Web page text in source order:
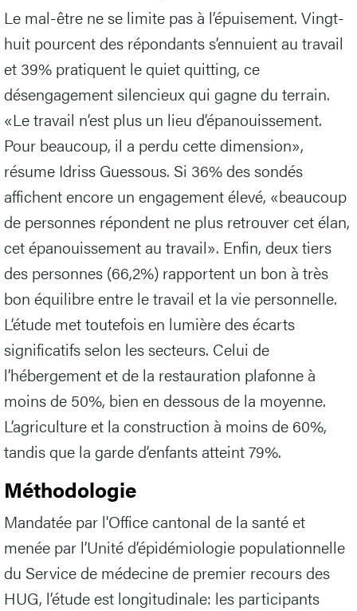
Le mal-être ne se limite pas à l’épuisement. Vingt-
huit pourcent des répondants s’ennuient au travail
et 39% pratiquent le quiet quitting, ce
désengagement silencieux qui gagne du terrain.
«Le travail n’est plus un lieu d’épanouissement.
Pour beaucoup, il a perdu cette dimension»,
résume Idriss Guessous. Si 36% des sondés
affichent encore un engagement élevé, «beaucoup
de personnes répondent ne plus retrouver cet élan,
cet épanouissement au travail». Enfin, deux tiers
des personnes (66,2%) rapportent un bon à très
bon équilibre entre le travail et la vie personnelle.
L’étude met toutefois en lumière des écarts
significatifs selon les secteurs. Celui de
l’hébergement et de la restauration plafonne à
moins de 50%, bien en dessous de la moyenne.
L’agriculture et la construction à moins de 60%,
tandis que la garde d’enfants atteint 79%.
Méthodologie
Mandatée par l'Office cantonal de la santé et
menée par l’Unité d’épidémiologie populationnelle
du Service de médecine de premier recours des
HUG, l’étude est longitudinale: les participants